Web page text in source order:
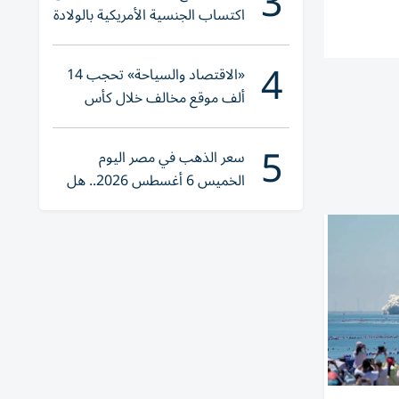
اكتساب الجنسية الأمريكية بالولادة
4 «الاقتصاد والسياحة» تحجب 14
ألف موقع مخالف خلال كأس
العالم 2026
5 سعر الذهب في مصر اليوم
الخميس 6 أغسطس 2026.. هل